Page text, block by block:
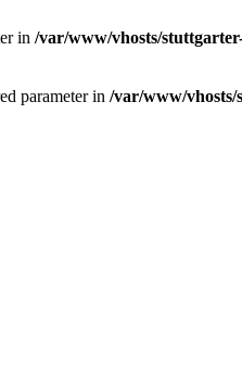
in /var/www/vhosts/
parameter in /var/www/